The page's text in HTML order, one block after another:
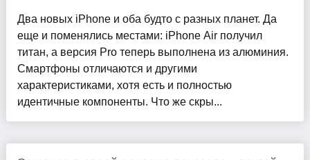
Два новых iPhone и оба будто с разных планет. Да
еще и поменялись местами: iPhone Air получил
титан, а версия Pro теперь выполнена из алюминия.
Смартфоны отличаются и другими
характеристиками, хотя есть и полностью
идентичные компоненты. Что же скры...